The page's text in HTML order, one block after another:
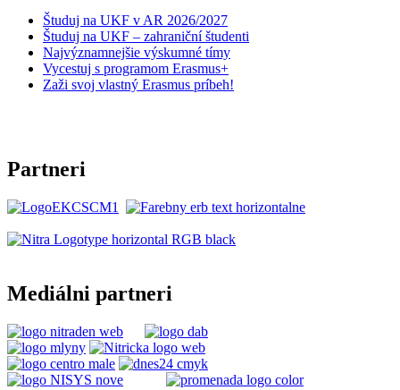
Študuj na UKF v AR 2026/2027
Študuj na UKF – zahraniční študenti
Najvýznamnejšie výskumné tímy
Vycestuj s programom Erasmus+
Zaži svoj vlastný Erasmus príbeh!
Partneri
Mediálni partneri